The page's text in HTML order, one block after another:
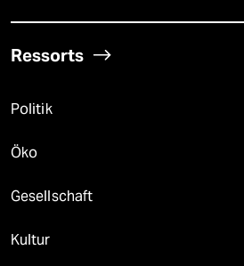
Ressorts
Politik
Öko
Gesellschaft
Kultur